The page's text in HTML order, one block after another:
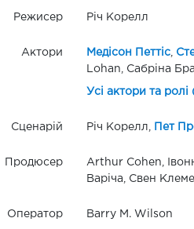
Режисер Річ Корелл
Актори Медісон Петтіс,
Lohan, Сабріна
Усі актори та ролі
Сценарій Річ Корелл, Пет
Продюсер Arthur Cohen,
Варіча, Свен
Оператор Barry M. Wilson